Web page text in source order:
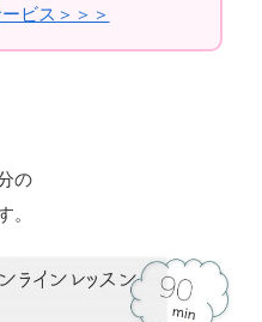
ビス＞＞＞
の
。